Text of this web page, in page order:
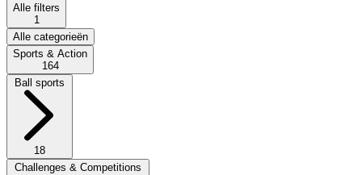
Alle filters
1
Alle categorieën
Sports & Action
164
18